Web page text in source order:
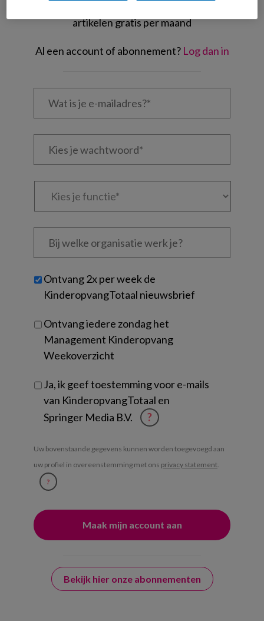
artikelen gratis per maand
Al een account of abonnement? Log dan in
Wat
Kies
wachtwoord*
Kies
Bij
welke
je?
Untitled
Ontvang 2x per week de
KinderopvangTotaal nieuwsbrief
Ontvang iedere zondag het
Management Kinderopvang
Weekoverzicht
Ja, ik geef toestemming voor e-mails
van KinderopvangTotaal en
Springer Media B.V.
?
Uw bovenstaande gegevens kunnen worden toegevoegd aan
uw profiel in overeenstemming met ons privacy statement
?
Bekijk hier onze abonnementen